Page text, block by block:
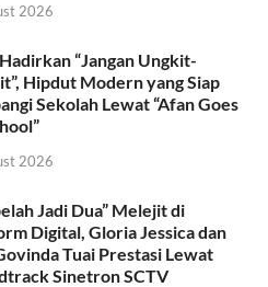
2026
“Jangan Ungkit-
Hipdut Modern yang Siap
Sekolah Lewat “Afan Goes
2026
Jadi Dua” Melejit di
Digital, Gloria Jessica dan
Tuai Prestasi Lewat
Sinetron SCTV